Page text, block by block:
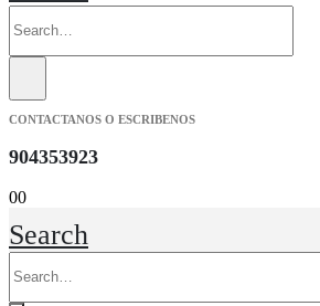
CONTACTANOS O ESCRIBENOS
904353923
00
Search